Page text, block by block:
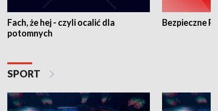
Fach, że hej - czyli ocalić dla
potomnych
Bezpieczne
SPORT